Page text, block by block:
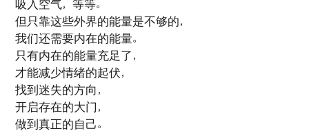
但只靠这些外界的能量是不够的，
我们还需要内在的能量。
只有内在的能量充足了，
才能减少情绪的起伏，
找到迷失的方向，
开启存在的大门，
做到真正的自己。